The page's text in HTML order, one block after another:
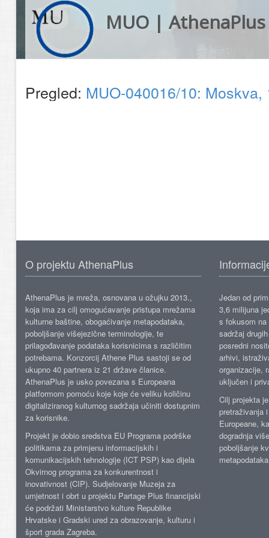
MUO | AthenaPlus
Pregled: MUO-040016/10:
O projektu AthenaPlus
AthenaPlus je mreža, osnovana u ožujku 2013.,
koja ima za cilj omogućavanje pristupa mrežama
kulturne baštine, obogaćivanje metapodataka,
poboljšanje višejezične terminologije, te
prilagođavanje podataka korisnicima s različitim
potrebama. Konzorcij Athene Plus sastoji se od
ukupno 40 partnera iz 21 države članice.
AthenaPlus je usko povezana s Europeana
platformom pomoću koje koje će veliku količinu
digitaliziranog kulturnog sadržaja učiniti dostupnim
za korisnike.
Projekt je dobio sredstva EU Programa podrške
politikama za primjenu informacijskih i
komunikacijskih tehnologije (ICT PSP) kao dijela
Okvirnog programa za konkurentnost i
inovativnost (CIP). Sudjelovanje Muzeja za
umjetnost i obrt u projektu Partage Plus financijski
će podržati Ministarstvo kulture Republike
Hrvatske i Gradski ured za obrazovanje, kulturu i
šport grada Zagreba.
Jedan od
3,6 milijuna
s fokusom
sadržaj
posredni
arhivi,
organizacije,
uključen i
Cilj projekta
pretraživanja
Europeane,
dogradnja
poboljšanje